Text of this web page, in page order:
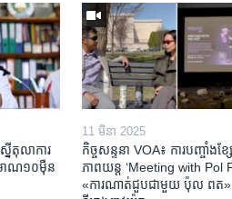
ើ​តុលាការ​
ាណ​១០​ម៉ឺន​
11 មីនា 2025
កិច្ចសន្ទនា VOA៖ ការ​បញ្ចាំង​ខ្សែ
ភាពយន្ត ‘Meeting with Pol
«ការណាត់ជួប​ជាមួយ​ ប៉ុល ពត